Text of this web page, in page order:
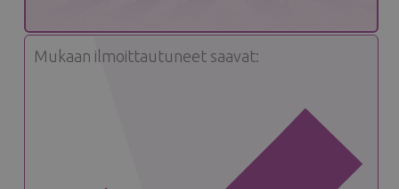
Mukaan ilmoittautuneet saavat: